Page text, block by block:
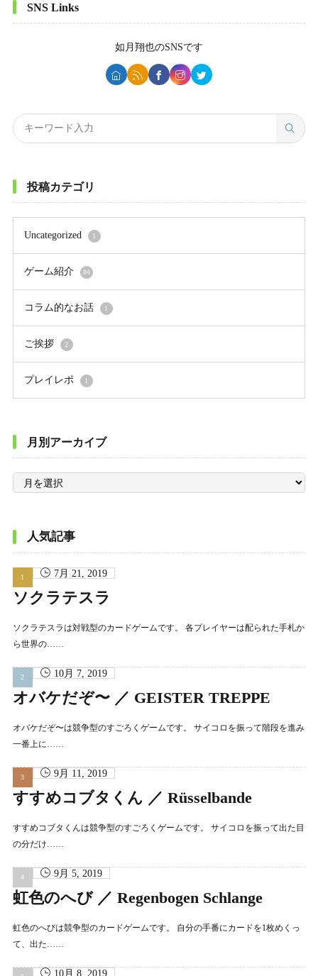
SNS Links
如月翔也のSNSです
投稿カテゴリ
Uncategorized 1
ゲーム紹介 84
コラム的なお話 1
ご挨拶 2
プレイレポ 1
月別アーカイブ
月
ア
ブ
人気記事
7月 21, 2019
ソクラテスラ
ソクラテスラは対戦型のカードゲームです。 各プレイヤーは配られた手札か
ら世界の……
10月 7, 2019
オバケだぞ〜 ／ GEISTER TREPPE
オバケだぞ〜は競争型のすごろくゲームです。 サイコロを振って階段を進み
一番上に……
9月 11, 2019
すすめコブタくん ／ Rüsselbande
すすめコブタくんは競争型のすごろくゲームです。 サイコロを振って出た目
の分だけ……
9月 5, 2019
虹色のへび ／ Regenbogen Schlange
虹色のへびは競争型のカードゲームです。 自分の手番にカードを1枚めくっ
て、出た……
10月 8, 2019